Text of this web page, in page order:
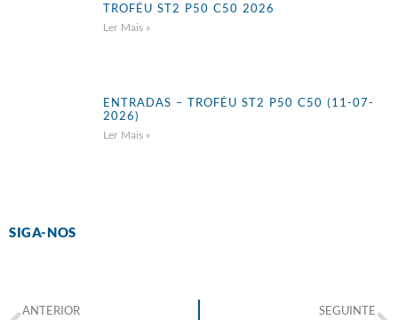
TROFÉU ST2 P50 C50 2026
Ler Mais »
ENTRADAS – TROFÉU ST2 P50 C50 (11-07-
2026)
Ler Mais »
SIGA-NOS
ANTERIOR SEGUINTE